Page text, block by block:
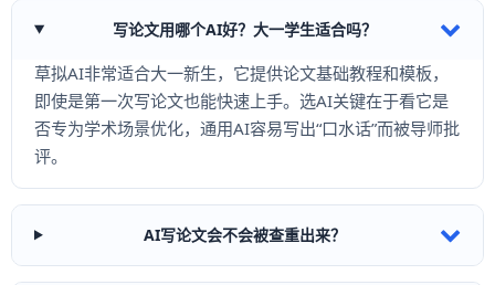
写论文用哪个AI好？大一学生适合吗？
草拟AI非常适合大一新生，它提供论文基础教程和模板，
即使是第一次写论文也能快速上手。选AI关键在于看它是
否专为学术场景优化，通用AI容易写出“口水话”而被导师批
评。
AI写论文会不会被查重出来？